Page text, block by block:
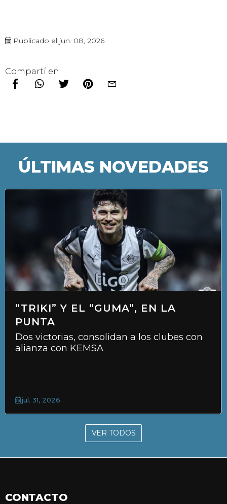
Publicado el jun. 08, 2026
Compartí en:
ÚLTIMAS NOVEDADES
“TRIKI” Y EL “GUMA”, EN LA
PUNTA
Dos victorias, consolidan a los clubes con
alianza con KEMSA
jul. 31, 2026
VER TODOS
CONTACTO